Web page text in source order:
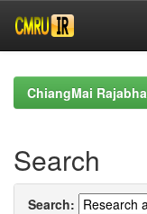
navigationChiangMai
Search
Search: